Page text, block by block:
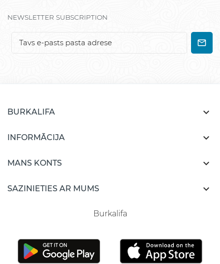
NEWSLETTER SUBSCRIPTION
BURKALIFA 
INFORMĀCIJA 
MANS KONTS 
SAZINIETIES AR MUMS 
Burkalifa